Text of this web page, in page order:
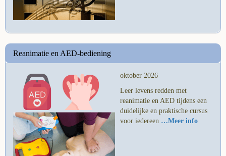
Reanimatie en AED-bediening
oktober 2026
Leer levens redden met
reanimatie en AED tijdens een
duidelijke en praktische cursus
voor iedereen …Meer info